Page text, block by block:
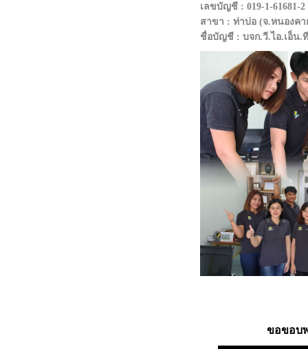
เลขบัญชี : 019-1-61681-2
สาขา : ท่าบ่อ (จ.หนองคา
ชื่อบัญชี : บจก.วี.ไอ.เอ็น.
ขอขอบ